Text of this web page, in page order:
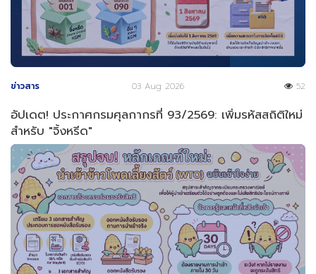
ข่าวสาร 03 Aug 2026 52
อัปเดต! ประกาศกรมศุลกากรที่ 93/2569: เพิ่มรหัสสถิติใหม่
สำหรับ "จิ้งหรีด"